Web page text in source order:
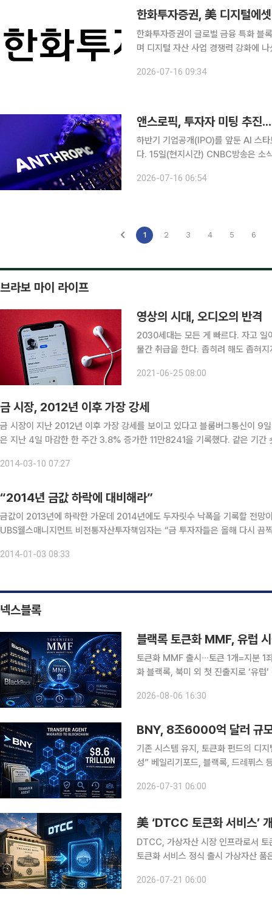
한화투자증권, 美 디지털에
한화투자증권이 글로벌 금융 특화 블
며 디지털 자산 사업 경쟁력 강화에 나섰다. 한화투자증권은 디지털애셋홀딩스에 대
체인인 ‘캔톤 네트워크’를 운영하는
2026-07-16 09:34
앤스로픽, 투자자 미팅 추진
하반기 기업공개(IPO)를 앞둔 AI 스
다. 15일(현지시간) CNBC방송은 소식통을 인용해 앤스로픽이 IPO를 앞두고 투자자들과의 미팅을
설명서를 제출했다. 상장 날짜는 공개
2026-07-16 06:54
1 2 3 4 5 6
브라보 마이 라이프
영상의 시대, 오디오의 반격
2030세대는 모든 게 빠르다. 자고 일
물간 취급을 한다. 좁히려 해도 좁혀
세대)의 최신 문화를 파헤치고, 함께
2021-06-25 08:00
금 시장, 2012년 이후 가장 강세
금 시장이 지난 2012년 이후 가장 강세를 보이고 있다고 블룸버그통신이 9일(현지시간) 보도했다. 금 선
은 지난 4일 마감한 한 주간 3.8% 증가한 11만8241을 기록했다. 같은 기간 숏 포지
2014-03-10 07:27
“2014년 금값 하락에 대비해라”
금값이 2013년에 하락한 가운데 2014년에도 두자릿수 낙폭을 기록할 전망이라고
UBS웰스매니지먼트 비전통자산투자책임자는 “금 투자자들은 올해 다시
2014-01-03 08:33
넥스블록
블랙록 토큰화 MMF, 유럽 시
토큰화 MMF 출시∙∙∙토큰 1개=지분 1
화 블랙록, 북미 외 첫 진출지로 ‘유럽
인 시장에서의 입지를 강화한다
2026-08-06 16:30
기존 시스템 유지, 토큰화 펀드의 디
성” 베일리기포드, 블랙록, 드레퓌스
이 블록체인에서 핵심 기록 보관 업무
2026-07-31 06:00
美 ‘DTCC 토큰화 서비스’
DTCC, 가상자산 시장 인프라로서 토
토큰화 서비스 정식 출시 가상자산 품은 미국
해소와 고객 수요의 구조적 변화에 기
2026-07-21 06:00